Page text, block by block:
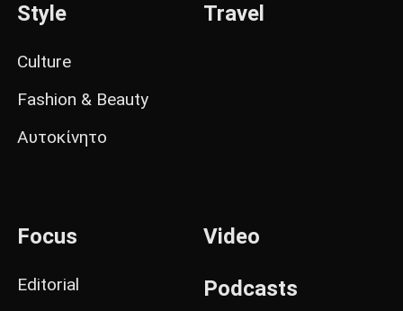
Style
Culture
Fashion & Beauty
Αυτοκίνητο
Travel
Focus
Editorial
Video
Podcasts